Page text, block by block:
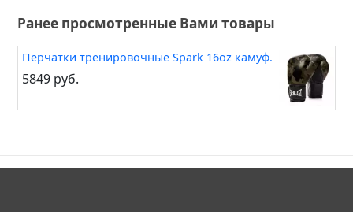
Ранее просмотренные Вами товары
Перчатки тренировочные Spark 16oz камуф.
5849 руб.